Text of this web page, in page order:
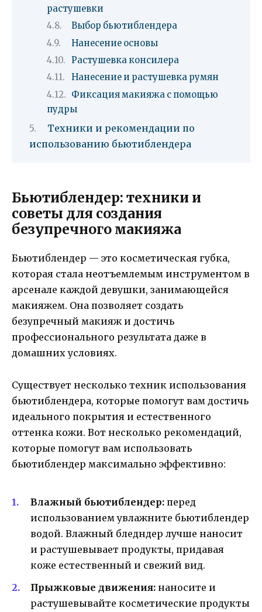
растушевки
Выбор бьютиблендера
Нанесение основы
Растушевка консилера
Нанесение и растушевка румян
Фиксация макияжа с помощью
пудры
Техники и рекомендации по
использованию бьютиблендера
Бьютиблендер: техники и
советы для создания
безупречного макияжа
Бьютиблендер — это косметическая губка,
которая стала неотъемлемым инструментом в
арсенале каждой девушки, занимающейся
макияжем. Она позволяет создать
безупречный макияж и достичь
профессионального результата даже в
домашних условиях.
Существует несколько техник использования
бьютиблендера, которые помогут вам достичь
идеального покрытия и естественного
оттенка кожи. Вот несколько рекомендаций,
которые помогут вам использовать
бьютиблендер максимально эффективно:
Влажный бьютиблендер: перед
использованием увлажните бьютиблендер
водой. Влажный бледндер лучше наносит
и растушевывает продукты, придавая
коже естественный и свежий вид.
Прыжковые движения: наносите и
растушевывайте косметические продукты